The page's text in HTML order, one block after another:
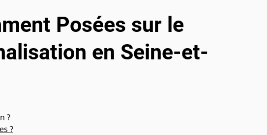
Posées sur le
en Seine-et-
?
?